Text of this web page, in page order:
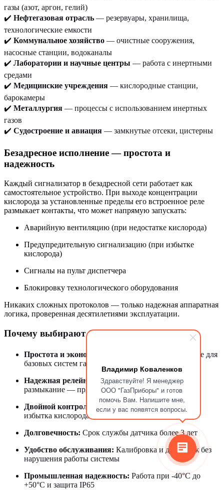
Владимир Коваленков
Здравствуйте! Я менеджер
ООО "ГазПриборы" и готов
помочь Вам. Напишите мне,
если у вас появятся вопросы.
газы (азот, аргон, гелий)
✔️ Нефтегазовая отрасль — резервуары, хранилища,
технологические емкости
✔️ Коммунальное хозяйство — очистные сооружения,
насосные станции, водоканалы
✔️ Лаборатории и научные центры — работа с инертными
средами
✔️ Медицинские учреждения — кислородные станции,
барокамеры
✔️ Металлургия — процессы с использованием инертных
газов
✔️ Судостроение и авиация — замкнутые отсеки, цистерны
Безадресное исполнение — простота и
надежность
Каждый сигнализатор в безадресной сети работает как
самостоятельное устройство. При выходе концентрации
кислорода за установленные пределы его встроенное реле
размыкает контакты, что может напрямую запускать:
Аварийную вентиляцию (при недостатке кислорода)
Предупредительную сигнализацию (при избытке
кислорода)
Сигналы на пульт диспетчера
Блокировку технологического оборудования
Никаких сложных протоколов — только надежная аппаратная
логика, проверенная десятилетиями эксплуатации.
Почему выбирают СТГ-3-О ?
Простота и экономичность:
Оптимальное решение для
базовых систем газового контроля
Надежная релейная логика:"Сухие" контакты на
размыкание — прямой и понятный сигнал тревоги
Двойной контроль:
Защита и от недостатка, и от
избытка кислорода
Долговечность: Срок службы датчика более 3 лет
Удобство обслуживания: Калибровка и демонтаж без
нарушения работы системы
Промышленная надежность: Работа при -40°C до
+50°C и защита IP65